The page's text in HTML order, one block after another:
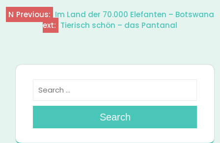
Beitragsnavigation
Previous: Im Land der 70.000 Elefanten – Botswana
N
ext: Tierisch schön – das Pantanal
Search